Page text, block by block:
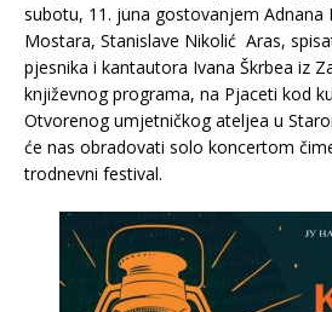
subotu, 11. juna gostovanjem Adnana
Mostara, Stanislave Nikolić Aras,
pjesnika i kantautora Ivana Škrbea iz
književnog programa, na Pjaceti kod
Otvorenog umjetničkog ateljea u
će nas obradovati solo koncertom
trodnevni festival.